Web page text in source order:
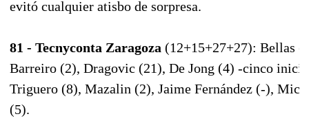
evitó cualquier atisbo de sorpresa.
81 - Tecnyconta Zaragoza (12+15+27+27): Bellas
Barreiro (2), Dragovic (21), De Jong (4) -cinco
Triguero (8), Mazalin (2), Jaime Fernández (-),
(5).